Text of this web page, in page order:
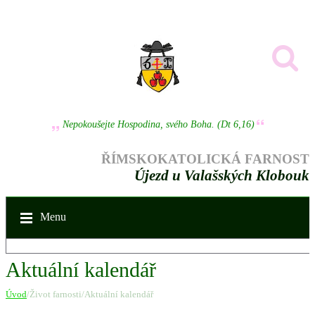
Nepokoušejte Hospodina, svého Boha. (Dt 6,16)
ŘÍMSKOKATOLICKÁ FARNOST
Újezd u Valašských Klobouk
Menu
Aktuální kalendář
Úvod/Život farnosti/Aktuální kalendář